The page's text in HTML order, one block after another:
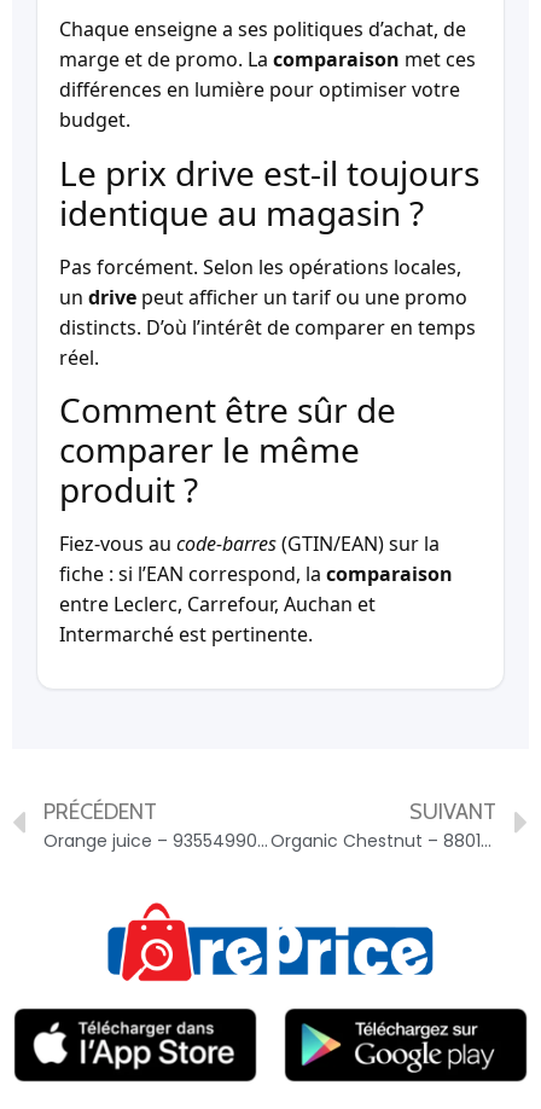
Chaque enseigne a ses politiques d’achat, de
marge et de promo. La comparaison met ces
différences en lumière pour optimiser votre
budget.
Le prix drive est-il toujours
identique au magasin ?
Pas forcément. Selon les opérations locales,
un drive peut afficher un tarif ou une promo
distincts. D’où l’intérêt de comparer en temps
réel.
Comment être sûr de
comparer le même
produit ?
Fiez-vous au code-barres(GTIN/EAN) sur la
fiche : si l’EAN correspond, la comparaison
entre Leclerc, Carrefour, Auchan et
Intermarché est pertinente.
PRÉCÉDENT
Orange juice – 9355499000071
SUIVANT
Organic Chestnut – 8801007618869